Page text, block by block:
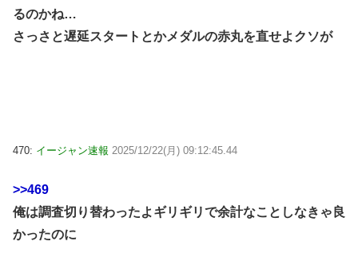
るのかね…
さっさと遅延スタートとかメダルの赤丸を直せよクソが
470: イージャン速報 2025/12/22(月) 09:12:45.44
>>469
俺は調査切り替わったよギリギリで余計なことしなきゃ良
かったのに